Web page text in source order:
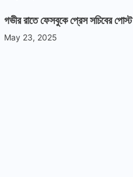
গভীর রাতে ফেসবুকে প্রেস সচিবের পোস্ট
May 23, 2025